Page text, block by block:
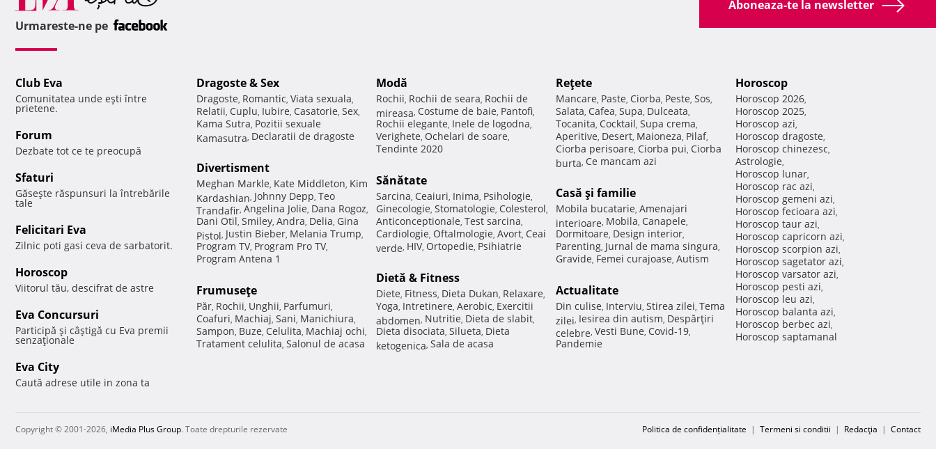
Aboneaza-te la newsletter
Urmareste-ne pe
Club Eva
Comunitatea unde eşti între
prietene.
Forum
Dezbate tot ce te preocupă
Sfaturi
Găseşte răspunsuri la întrebările
tale
Felicitari Eva
Zilnic poti gasi ceva de sarbatorit.
Horoscop
Viitorul tău, descifrat de astre
Eva Concursuri
Participă şi câştigă cu Eva premii
senzaţionale
Eva City
Caută adrese utile in zona ta
Dragoste & Sex
Dragoste, Romantic, Viata sexuala,
Relatii, Cuplu, Iubire, Casatorie, Sex,
Kama Sutra, Pozitii sexuale
Kamasutra, Declaratii de dragoste
Divertisment
Meghan Markle, Kate Middleton, Kim
Kardashian, Johnny Depp, Teo
Trandafir, Angelina Jolie, Dana Rogoz,
Dani Otil, Smiley, Andra, Delia, Gina
Pistol, Justin Bieber, Melania Trump,
Program TV, Program Pro TV,
Program Antena 1
Frumuseţe
Păr, Rochii, Unghii, Parfumuri,
Coafuri, Machiaj, Sani, Manichiura,
Sampon, Buze, Celulita, Machiaj ochi,
Tratament celulita, Salonul de acasa
Modă
Rochii, Rochii de seara, Rochii de
mireasa, Costume de baie, Pantofi,
Rochii elegante, Inele de logodna,
Verighete, Ochelari de soare,
Tendinte 2020
Sănătate
Sarcina, Ceaiuri, Inima, Psihologie,
Ginecologie, Stomatologie, Colesterol,
Anticonceptionale, Test sarcina,
Cardiologie, Oftalmologie, Avort, Ceai
verde, HIV, Ortopedie, Psihiatrie
Dietă & Fitness
Diete, Fitness, Dieta Dukan, Relaxare,
Yoga, Intretinere, Aerobic, Exercitii
abdomen, Nutritie, Dieta de slabit,
Dieta disociata, Silueta, Dieta
ketogenica, Sala de acasa
Reţete
Mancare, Paste, Ciorba, Peste, Sos,
Salata, Cafea, Supa, Dulceata,
Tocanita, Cocktail, Supa crema,
Aperitive, Desert, Maioneza, Pilaf,
Ciorba perisoare, Ciorba pui, Ciorba
burta, Ce mancam azi
Casă şi familie
Mobila bucatarie, Amenajari
interioare, Mobila, Canapele,
Dormitoare, Design interior,
Parenting, Jurnal de mama singura,
Gravide, Femei curajoase, Autism
Actualitate
Din culise, Interviu, Stirea zilei, Tema
zilei, Iesirea din autism, Despărţiri
celebre, Vesti Bune, Covid-19,
Pandemie
Horoscop
Horoscop 2026,
Horoscop 2025,
Horoscop azi,
Horoscop dragoste,
Horoscop chinezesc,
Astrologie,
Horoscop lunar,
Horoscop rac azi,
Horoscop gemeni azi,
Horoscop fecioara azi,
Horoscop taur azi,
Horoscop capricorn azi,
Horoscop scorpion azi,
Horoscop sagetator azi,
Horoscop varsator azi,
Horoscop pesti azi,
Horoscop leu azi,
Horoscop balanta azi,
Horoscop berbec azi,
Horoscop saptamanal
Copyright © 2001-2026, iMedia Plus Group. Toate drepturile rezervate Politica de confidențialitate | Termeni si conditii | Redacţia | Contact